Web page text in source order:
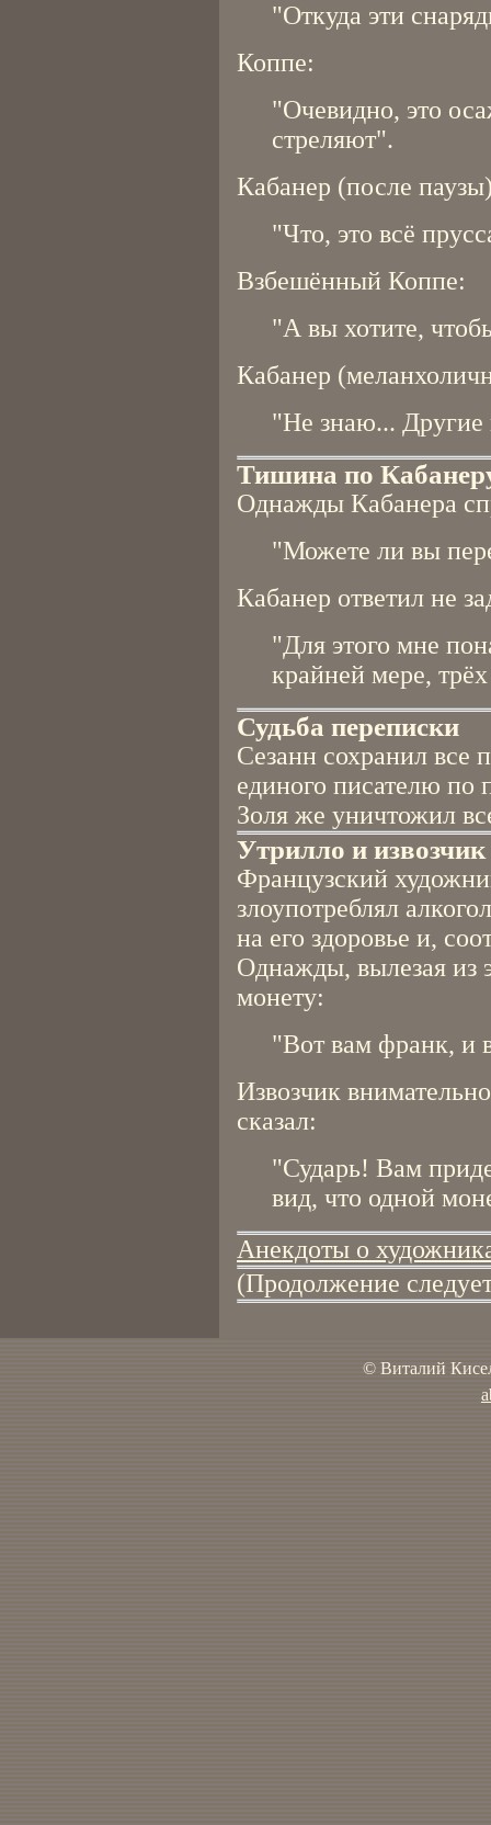
"Откуда эти
Коппе:
"Очевидно, это
стреляют".
Кабанер (после
"Что, это всё
Взбешённый Коппе:
"А вы хотите,
Кабанер
"Не знаю... Другие
Тишина по
Однажды Кабанера
"Можете ли вы
Кабанер ответил не
"Для этого мне
крайней мере,
Судьба переписки
Сезанн сохранил все
единого писателю по
Золя же уничтожил
Утрилло и извозчик
Французский
злоупотреблял
на его здоровье и,
Однажды, вылезая из
монету:
"Вот вам франк, и
Извозчик
сказал:
"Сударь! Вам
вид, что одной
Анекдоты о
(Продолжение
© Виталий